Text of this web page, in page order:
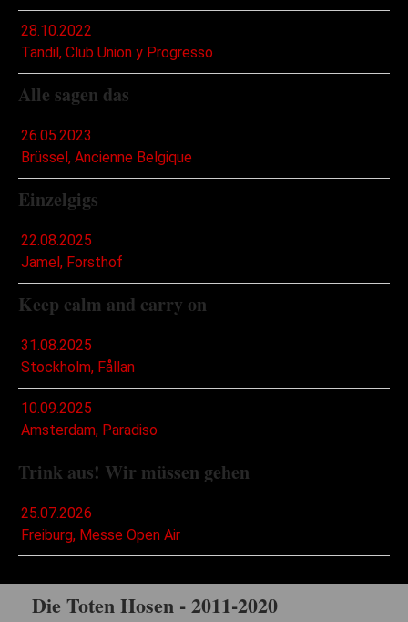
28.10.2022
Tandil, Club Union y Progresso
Alle sagen das
26.05.2023
Brüssel, Ancienne Belgique
Einzelgigs
22.08.2025
Jamel, Forsthof
Keep calm and carry on
31.08.2025
Stockholm, Fållan
10.09.2025
Amsterdam, Paradiso
Trink aus! Wir müssen gehen
25.07.2026
Freiburg, Messe Open Air
Die Toten Hosen - 2011-2020